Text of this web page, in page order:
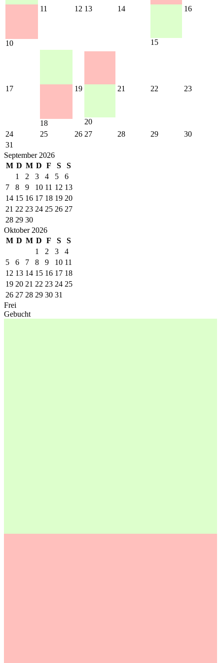
10
11 12 13 14
15
16
17
18
19
20
21 22 23
24 25 26 27 28 29
30
31
September 2026
M D M D F S
S
1
2 3 4 5
6
7
8 9 10 11 12 13
14 15 16 17 18 19 20
21 22 23 24 25 26 27
28 29 30
Oktober 2026
M D M D F S
S
1
2 3
4
5
6 7 8 9 10 11
12 13 14 15 16 17 18
19 20 21 22 23 24 25
26 27 28 29 30 31
Frei
Gebucht